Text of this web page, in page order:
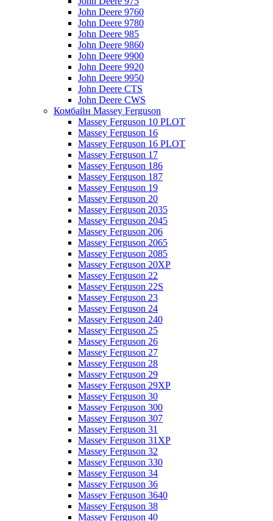
John Deere 9760
John Deere 9780
John Deere 985
John Deere 9860
John Deere 9900
John Deere 9920
John Deere 9950
John Deere CTS
John Deere CWS
Комбайн Massey Ferguson
Massey Ferguson 10 PLOT
Massey Ferguson 16
Massey Ferguson 16 PLOT
Massey Ferguson 17
Massey Ferguson 186
Massey Ferguson 187
Massey Ferguson 19
Massey Ferguson 20
Massey Ferguson 2035
Massey Ferguson 2045
Massey Ferguson 206
Massey Ferguson 2065
Massey Ferguson 2085
Massey Ferguson 20XP
Massey Ferguson 22
Massey Ferguson 22S
Massey Ferguson 23
Massey Ferguson 24
Massey Ferguson 240
Massey Ferguson 25
Massey Ferguson 26
Massey Ferguson 27
Massey Ferguson 28
Massey Ferguson 29
Massey Ferguson 29XP
Massey Ferguson 30
Massey Ferguson 300
Massey Ferguson 307
Massey Ferguson 31
Massey Ferguson 31XP
Massey Ferguson 32
Massey Ferguson 330
Massey Ferguson 34
Massey Ferguson 36
Massey Ferguson 3640
Massey Ferguson 38
Massey Ferguson 40